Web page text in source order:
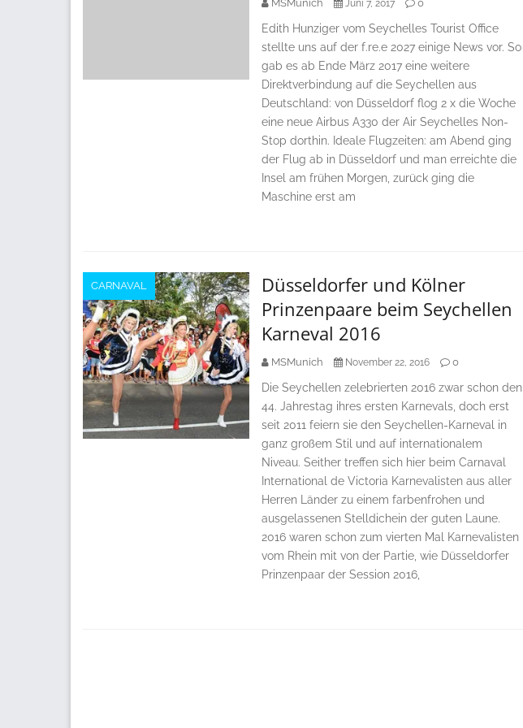
MSMunich Juni 7, 2017 0
Edith Hunziger vom Seychelles Tourist Office
stellte uns auf der f.re.e 2027 einige News vor. So
gab es ab Ende März 2017 eine weitere
Direktverbindung auf die Seychellen aus
Deutschland: von Düsseldorf flog 2 x die Woche
eine neue Airbus A330 der Air Seychelles Non-
Stop dorthin. Ideale Flugzeiten: am Abend ging
der Flug ab in Düsseldorf und man erreichte die
Insel am frühen Morgen, zurück ging die
Maschine erst am
CARNAVAL
Düsseldorfer und Kölner
Prinzenpaare beim Seychellen
Karneval 2016
MSMunich November 22, 2016 0
Die Seychellen zelebrierten 2016 zwar schon den
44. Jahrestag ihres ersten Karnevals, doch erst
seit 2011 feiern sie den Seychellen-Karneval in
ganz großem Stil und auf internationalem
Niveau. Seither treffen sich hier beim Carnaval
International de Victoria Karnevalisten aus aller
Herren Länder zu einem farbenfrohen und
ausgelassenen Stelldichein der guten Laune.
2016 waren schon zum vierten Mal Karnevalisten
vom Rhein mit von der Partie, wie Düsseldorfer
Prinzenpaar der Session 2016,